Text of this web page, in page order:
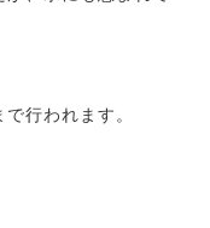
行われます。